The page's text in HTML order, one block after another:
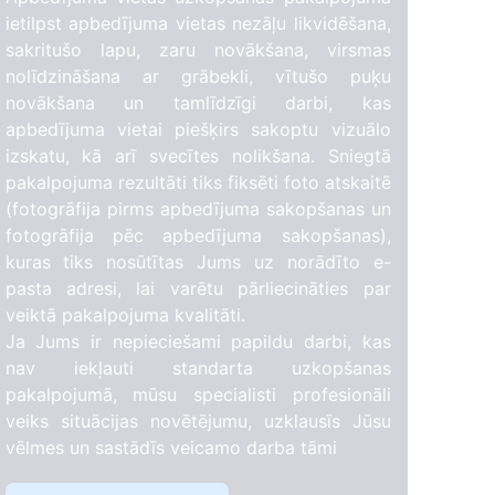
ietilpst apbedījuma vietas nezāļu likvidēšana,
sakritušo lapu, zaru novākšana, virsmas
nolīdzināšana ar grābekli, vītušo puķu
novākšana un tamlīdzīgi darbi, kas
apbedījuma vietai piešķirs sakoptu vizuālo
izskatu, kā arī svecītes nolikšana. Sniegtā
pakalpojuma rezultāti tiks fiksēti foto atskaitē
(fotogrāfija pirms apbedījuma sakopšanas un
fotogrāfija pēc apbedījuma sakopšanas),
kuras tiks nosūtītas Jums uz norādīto e-
pasta adresi, lai varētu pārliecināties par
veiktā pakalpojuma kvalitāti.
Ja Jums ir nepieciešami papildu darbi, kas
nav iekļauti standarta uzkopšanas
pakalpojumā, mūsu specialisti profesionāli
veiks situācijas novētējumu, uzklausīs Jūsu
vēlmes un sastādīs veicamo darba tāmi